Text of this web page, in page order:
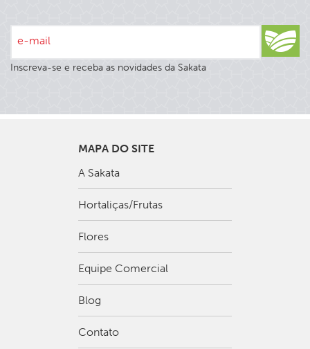
e-mail
Inscreva-se e receba as novidades da Sakata
MAPA DO SITE
A Sakata
Hortaliças/Frutas
Flores
Equipe Comercial
Blog
Contato